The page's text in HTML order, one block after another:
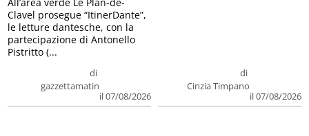
di
gazzettamatin
il 07/08/2026
Clavel prosegue “ItinerDante”,
le letture dantesche, con la
partecipazione di Antonello
Pistritto (...
di
Cinzia Timpano
il 07/08/2026